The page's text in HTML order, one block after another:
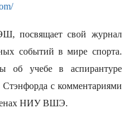
посвящает свой журнал
событий в мире спорта.
об учебе в аспирантуре
Стэнфорда с комментариями
НИУ ВШЭ.